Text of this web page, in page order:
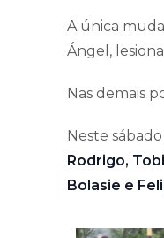
A única
Ángel,
Nas demais
Neste
Rodrigo,
Bolasie e